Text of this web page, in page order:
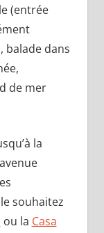
(entrée
balade dans
de mer
la
souhaitez
ou la Casa